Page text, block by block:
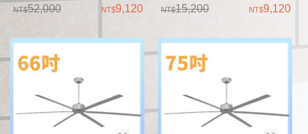
52,000
9,120
15,200
9,120